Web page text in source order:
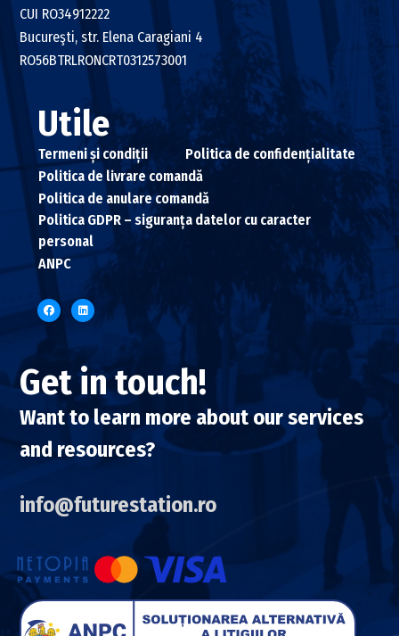
CUI RO34912222
Bucureşti, str. Elena Caragiani 4
RO56BTRLRONCRT0312573001
Utile
Termeni și condiții
Politica de confidențialitate
Politica de livrare comandă
Politica de anulare comandă
Politica GDPR – siguranța datelor cu caracter
personal
ANPC
Get in touch!
Want to learn more about our services
and resources?
info@futurestation.ro